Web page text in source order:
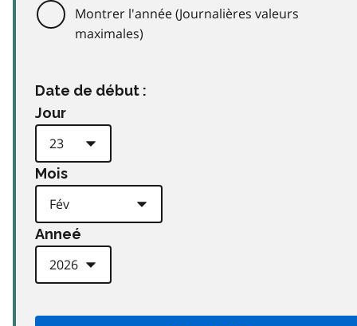
Montrer l'année (Journalières valeurs
maximales)
Date de début :
Jour
Mois
Anneé